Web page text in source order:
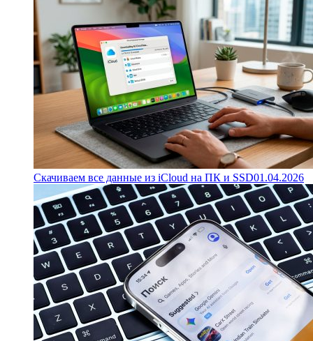
Скачиваем все данные из iCloud на ПК и SSD01.04.2026